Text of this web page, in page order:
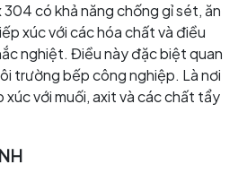
304 có khả năng chống gỉ sét, ăn
xúc với các hóa chất và điều
nghiệt. Điều này đặc biệt quan
trường bếp công nghiệp. Là nơi
với muối, axit và các chất tẩy